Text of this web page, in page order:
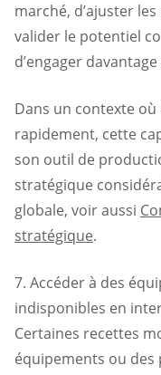
marché, d’ajuster
valider le potentiel
d’engager
Dans un contexte
rapidement, cette
son outil de
stratégique
globale, voir aussi
stratégique.
7. Accéder à des
indisponibles en
Certaines recettes
équipements ou des